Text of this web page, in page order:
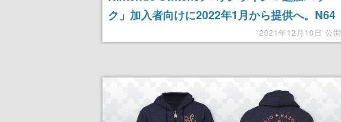
ク」加入者向けに2022年1月から提供へ。N64
2021年12月10日 公開